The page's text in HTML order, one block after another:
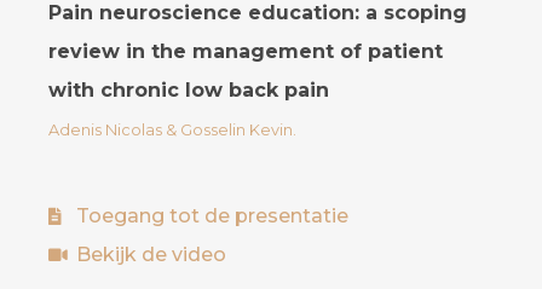
Pain neuroscience education: a scoping
review in the management of patient
with chronic low back pain
Adenis Nicolas & Gosselin Kevin.
Toegang tot de presentatie
Bekijk de video